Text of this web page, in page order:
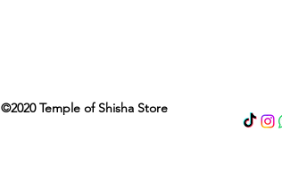
©2020 Temple of Shisha Store